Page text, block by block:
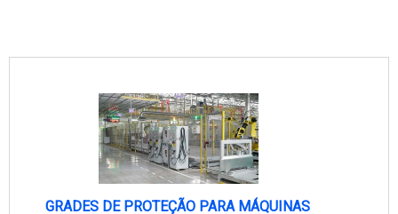
GRADES DE PROTEÇÃO PARA MÁQUINAS